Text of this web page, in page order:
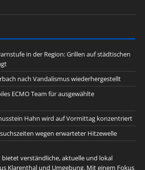
in der Region: Grillen auf städtischen
nach Vandalismus wiederhergestellt
ECMO Team für ausgewählte
Hahn wird auf Vormittag konzentriert
wegen erwarteter Hitzewelle
bietet verständliche, aktuelle und lokal
Klarenthal und Umgebung. Mit einem Fokus